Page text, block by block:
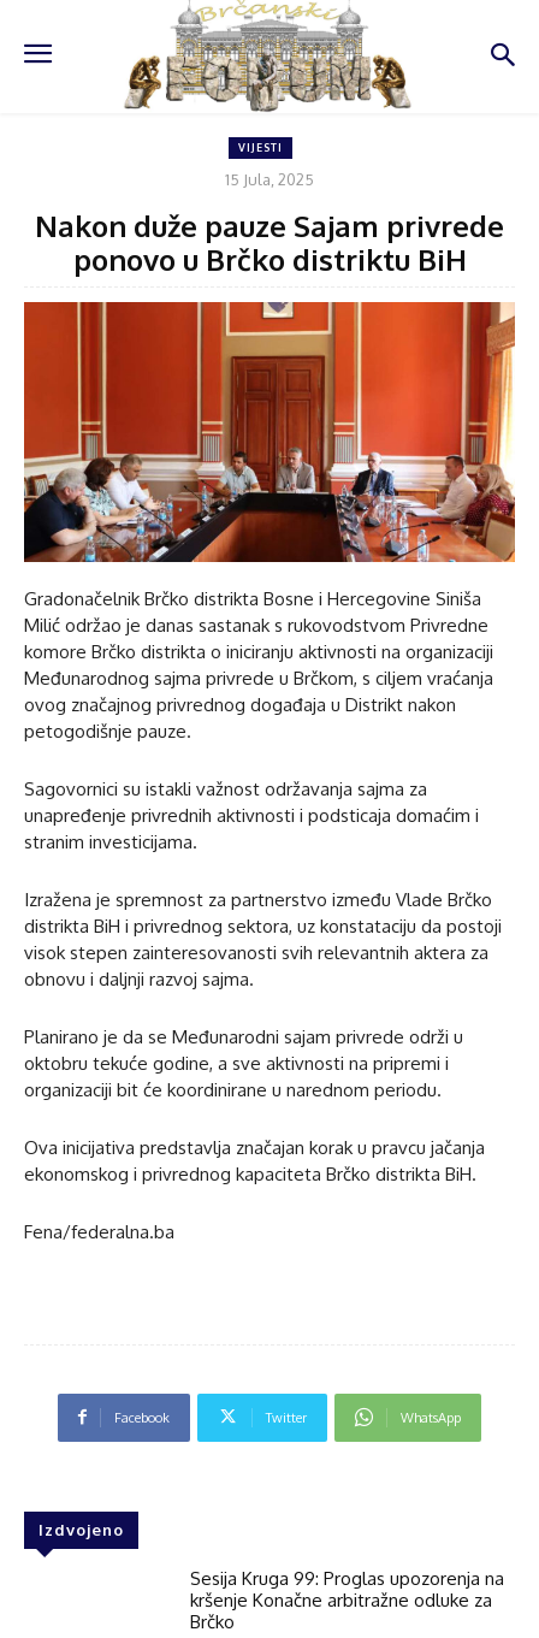
VIJESTI
15 Jula, 2025
Nakon duže pauze Sajam privrede
ponovo u Brčko distriktu BiH
Gradonačelnik Brčko distrikta Bosne i Hercegovine Siniša
Milić održao je danas sastanak s rukovodstvom Privredne
komore Brčko distrikta o iniciranju aktivnosti na organizaciji
Međunarodnog sajma privrede u Brčkom, s ciljem vraćanja
ovog značajnog privrednog događaja u Distrikt nakon
petogodišnje pauze.
Sagovornici su istakli važnost održavanja sajma za
unapređenje privrednih aktivnosti i podsticaja domaćim i
stranim investicijama.
Izražena je spremnost za partnerstvo između Vlade Brčko
distrikta BiH i privrednog sektora, uz konstataciju da postoji
visok stepen zainteresovanosti svih relevantnih aktera za
obnovu i daljnji razvoj sajma.
Planirano je da se Međunarodni sajam privrede održi u
oktobru tekuće godine, a sve aktivnosti na pripremi i
organizaciji bit će koordinirane u narednom periodu.
Ova inicijativa predstavlja značajan korak u pravcu jačanja
ekonomskog i privrednog kapaciteta Brčko distrikta BiH.
Fena/federalna.ba
Facebook Twitter WhatsApp
Izdvojeno
Sesija Kruga 99: Proglas upozorenja na
kršenje Konačne arbitražne odluke za
Brčko